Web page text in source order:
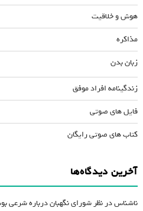
هوش و خلاقیت
مذاکره
زبان بدن
زندگینامه افراد موفق
فایل های صوتی
کتاب های صوتی رایگان
آخرین دیدگاه‌ها
ناشناسدرنظر شورای نگهبان درباره شرعی